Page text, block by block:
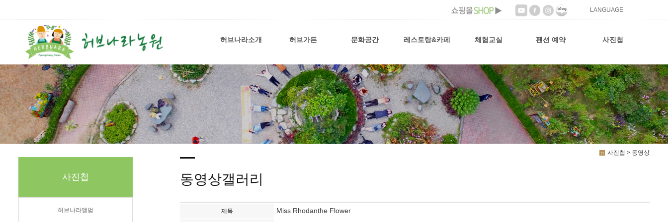
LANGUAGE
허브나라소개 허브가든 문화공간 레스토랑&카페 체험교실 펜션 예약 사진첩
사진첩 > 동영상
사진첩
허브나라앨범
동영상갤러리
제목 Miss Rhodanthe Flower